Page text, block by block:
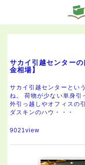
サカイ引越センター
金相場】
サカイ引越センターとい
ね。 荷物が少ない単身引
外引っ越しやオフィスの
ダスキンのハウ・・・
9021view